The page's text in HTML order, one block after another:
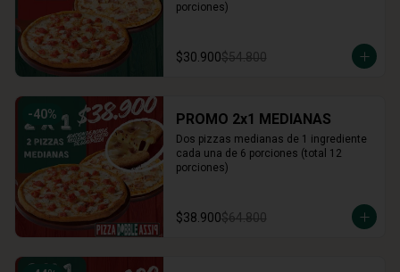
porciones)
$30.900$54.800
-40% PROMO 2x1 MEDIANAS
Dos pizzas medianas de 1 ingrediente
cada una de 6 porciones (total 12
porciones)
$38.900$64.800